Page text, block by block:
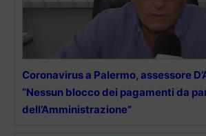
Coronavirus a Palermo, assessore
“Nessun blocco dei pagamenti da
dell’Amministrazione”